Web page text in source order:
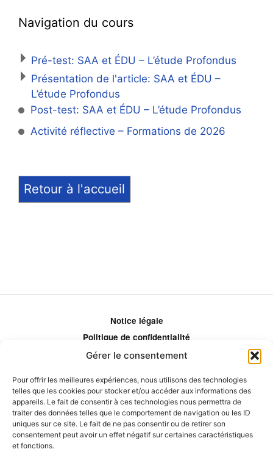
Gérer le consentement
Pour offrir les meilleures expériences, nous utilisons des technologies
telles que les cookies pour stocker et/ou accéder aux informations des
appareils. Le fait de consentir à ces technologies nous permettra de
traiter des données telles que le comportement de navigation ou les ID
uniques sur ce site. Le fait de ne pas consentir ou de retirer son
consentement peut avoir un effet négatif sur certaines caractéristiques
et fonctions.
Navigation du cours
Pré-test: SAA et ÉDU – L’étude Profondus
Présentation de l'article: SAA et ÉDU –
L’étude Profondus
Post-test: SAA et ÉDU – L’étude Profondus
Activité réflective – Formations de 2026
Retour à l'accueil
Notice légale
Politique de confidentialité
Politique de remboursement
Comment ça marche?
Qui sommes-nous?
Obtenir les crédits
Les éditeurs